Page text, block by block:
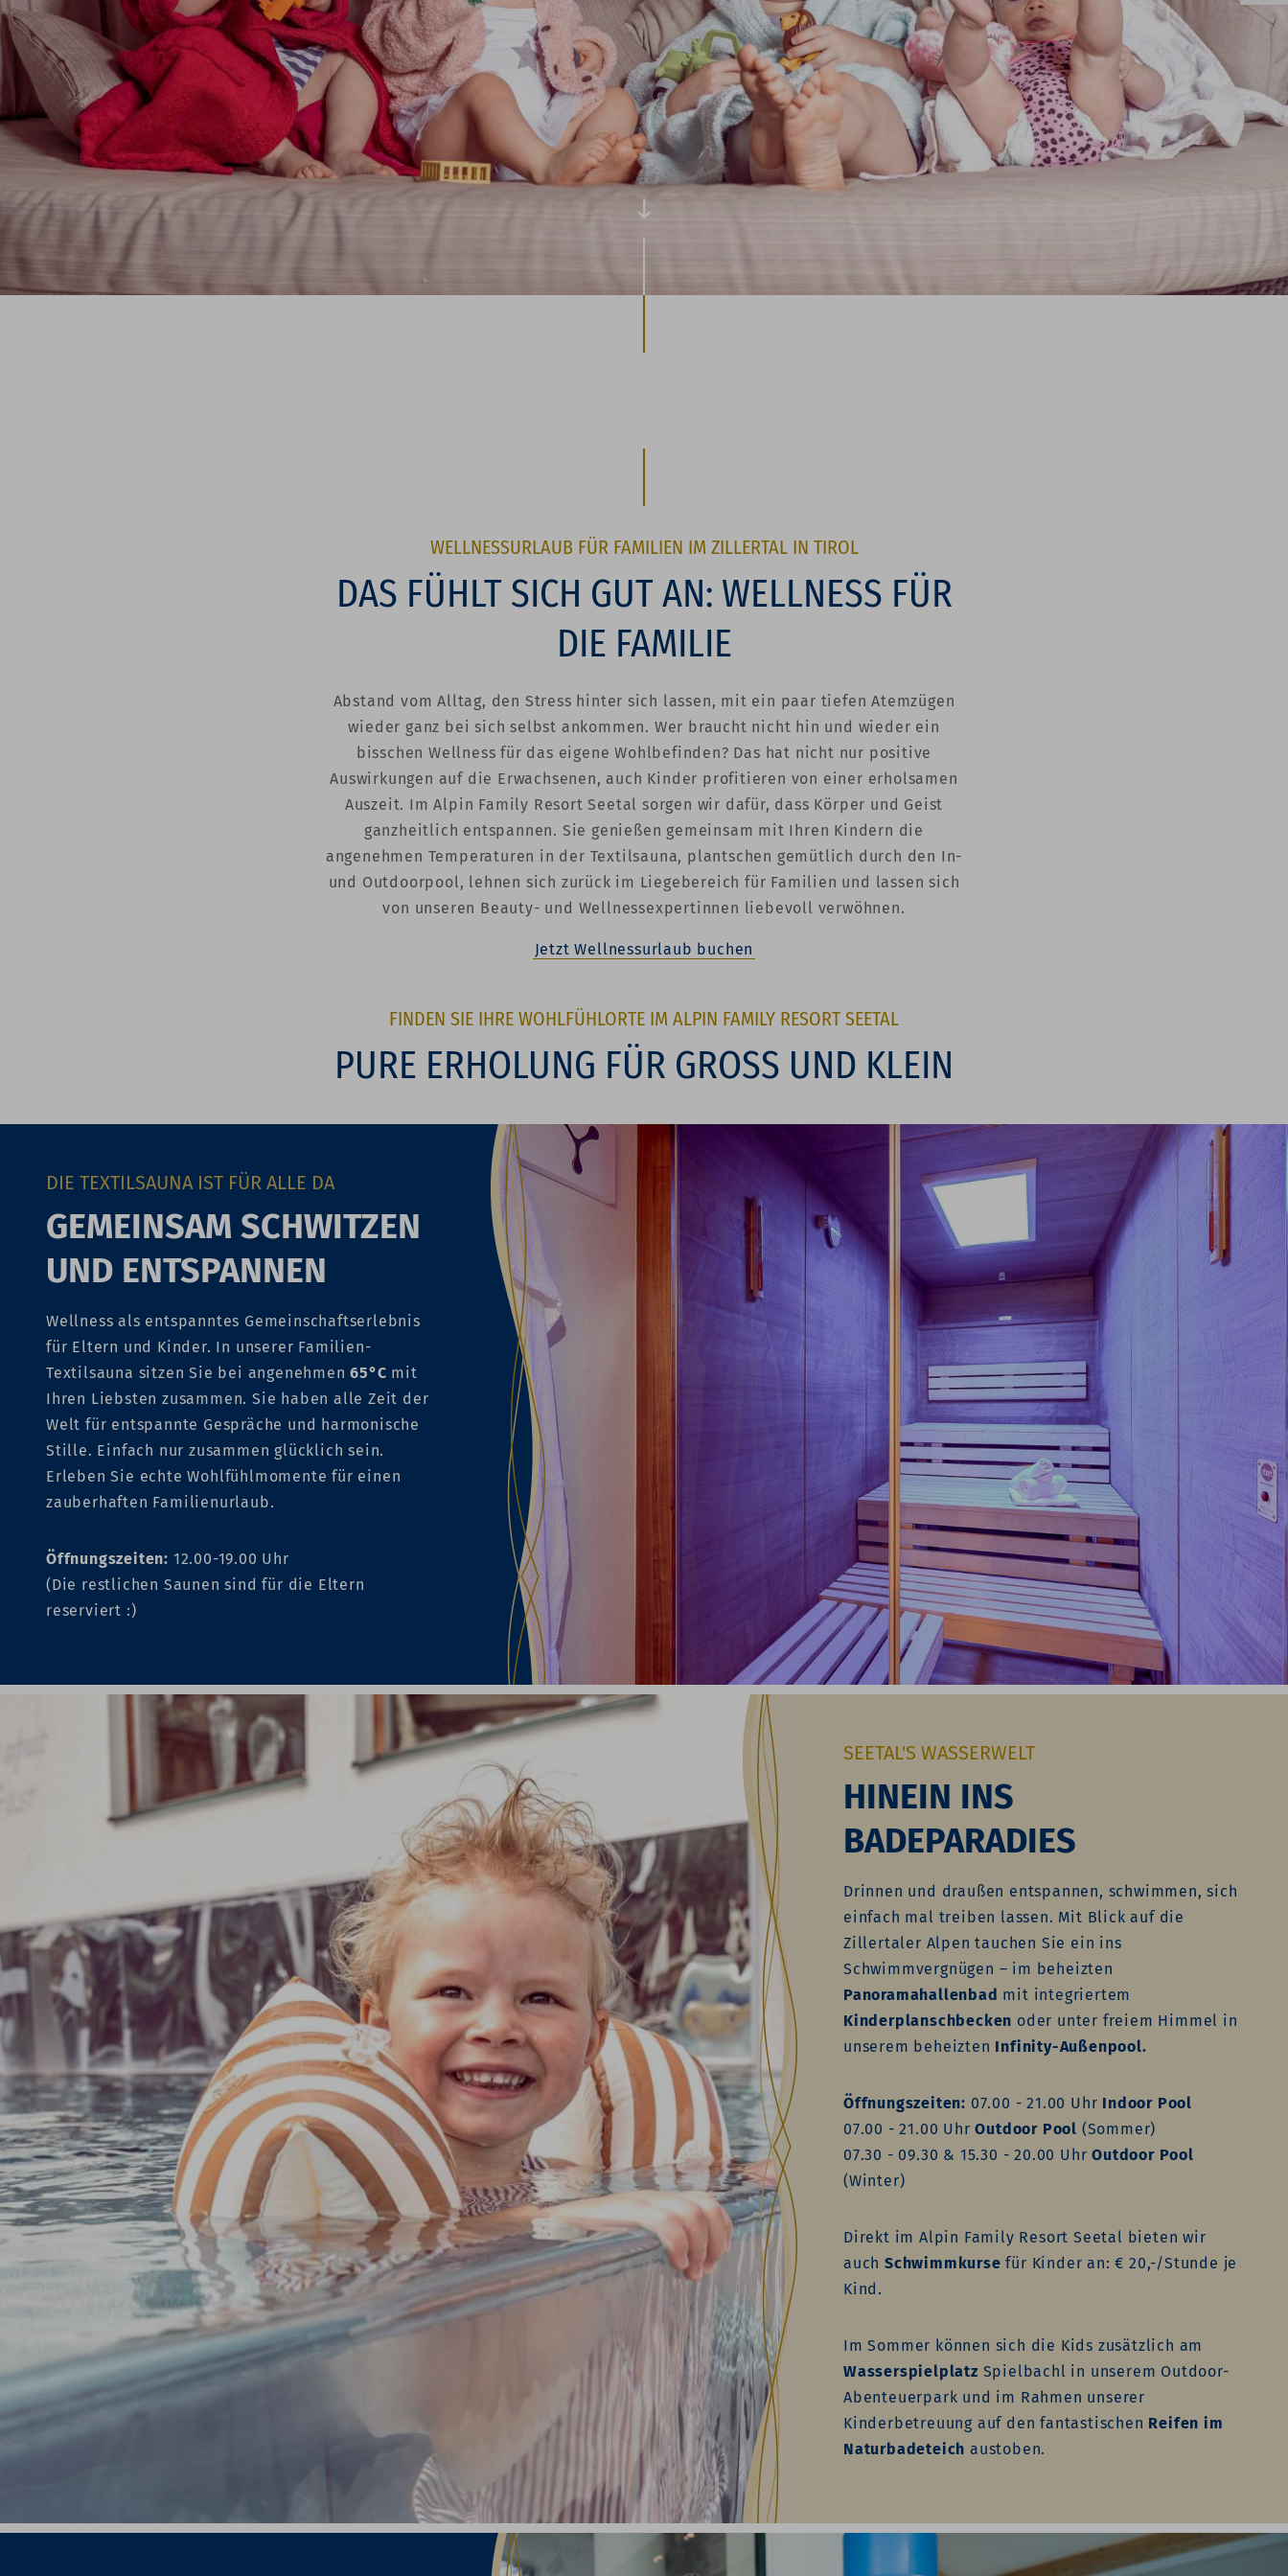
WELLNESSURLAUB FÜR FAMILIEN IM ZILLERTAL IN TIROL
DAS FÜHLT SICH GUT AN: WELLNESS FÜR
DIE FAMILIE
Abstand vom Alltag, den Stress hinter sich lassen, mit ein paar tiefen Atemzügen
wieder ganz bei sich selbst ankommen. Wer braucht nicht hin und wieder ein
bisschen Wellness für das eigene Wohlbefinden? Das hat nicht nur positive
Auswirkungen auf die Erwachsenen, auch Kinder profitieren von einer erholsamen
Auszeit. Im Alpin Family Resort Seetal sorgen wir dafür, dass Körper und Geist
ganzheitlich entspannen. Sie genießen gemeinsam mit Ihren Kindern die
angenehmen Temperaturen in der Textilsauna, plantschen gemütlich durch den In-
und Outdoorpool, lehnen sich zurück im Liegebereich für Familien und lassen sich
von unseren Beauty- und Wellnessexpertinnen liebevoll verwöhnen.
Jetzt Wellnessurlaub buchen
FINDEN SIE IHRE WOHLFÜHLORTE IM ALPIN FAMILY RESORT SEETAL
PURE ERHOLUNG FÜR GROSS UND KLEIN
DIE TEXTILSAUNA IST FÜR ALLE DA
GEMEINSAM SCHWITZEN
UND ENTSPANNEN
Wellness als entspanntes Gemeinschaftserlebnis
für Eltern und Kinder. In unserer Familien-
Textilsauna sitzen Sie bei angenehmen65°C mit
Ihren Liebsten zusammen. Sie haben alle Zeit der
Welt für entspannte Gespräche und harmonische
Stille. Einfach nur zusammen glücklich sein.
Erleben Sie echte Wohlfühlmomente für einen
zauberhaften Familienurlaub.
Öffnungszeiten: 12.00-19.00 Uhr
(Die restlichen Saunen sind für die Eltern
reserviert :)
SEETAL'S WASSERWELT
HINEIN INS
BADEPARADIES
Drinnen und draußen entspannen, schwimmen, sich
einfach mal treiben lassen. Mit Blick auf die
Zillertaler Alpen tauchen Sie ein ins
Schwimmvergnügen – im beheizten
Panoramahallenbad mit integriertem
Kinderplanschbecken oder unter freiem Himmel in
unserem beheizten Infinity-Außenpool.
Öffnungszeiten: 07.00 - 21.00 Uhr Indoor Pool
07.00 - 21.00 UhrOutdoor Pool (Sommer)
07.30 - 09.30 & 15.30 - 20.00 UhrOutdoor Pool
(Winter)
Direkt im Alpin Family Resort Seetal bieten wir
auch Schwimmkurse für Kinder an: € 20,-/Stunde je
Kind.
Im Sommer können sich die Kids zusätzlich am
Wasserspielplatz Spielbachl in unserem Outdoor-
Abenteuerpark und im Rahmen unserer
Kinderbetreuung auf den fantastischen Reifen im
Naturbadeteich austoben.